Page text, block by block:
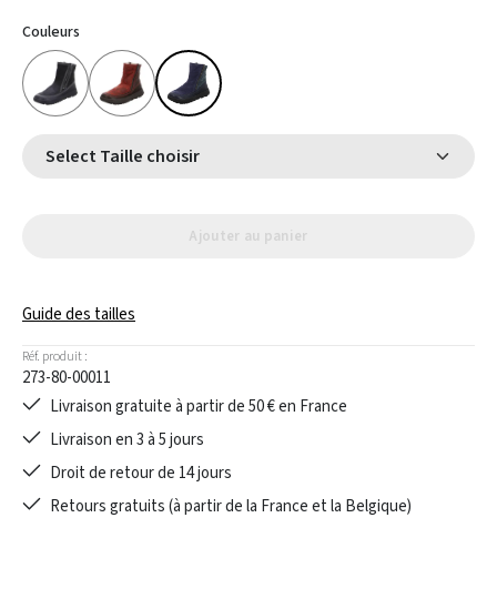
Couleurs
Select Taille choisir
Ajouter au panier
Guide des tailles
Réf. produit :
273-80-00011
Livraison gratuite à partir de 50 € en France
Livraison en 3 à 5 jours
Droit de retour de 14 jours
Retours gratuits (à partir de la France et la Belgique)